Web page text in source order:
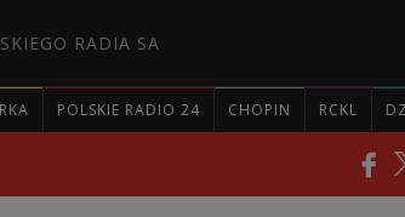
RADIA SA
POLSKIE RADIO 24 CHOPIN RCKL